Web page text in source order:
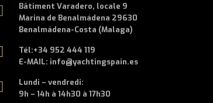
Bâtiment Varadero, locale 9
Marina de Benalmádena 29630
Benalmádena-Costa (Malaga)
Tél:+34 952 444 119
E-MAIL: info@yachtingspain.es
Lundi – vendredi:
9h – 14h à 14h30 à 17h30